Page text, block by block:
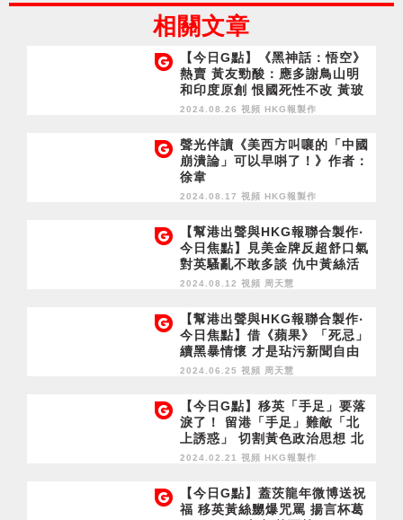
相關文章
【今日G點】《黑神話：悟空》
熱賣 黃友勁酸：應多謝鳥山明
和印度原創 恨國死性不改 黃玻
璃心常碎
2024.08.26 視頻 HKG報製作
聲光伴讀《美西方叫嚷的「中國
崩潰論」可以早唞了！》作者：
徐韋
2024.08.17 視頻 HKG報製作
【幫港出聲與HKG報聯合製作‧
今日焦點】見美金牌反超舒口氣
對英騷亂不敢多談 仇中黃絲活
得很辛苦
2024.08.12 視頻 周天慧
【幫港出聲與HKG報聯合製作‧
今日焦點】借《蘋果》「死忌」
續黑暴情懷 才是玷污新聞自由
嘲扮濟公慶回歸 黃友無知又無
2024.06.25 視頻 周天慧
【今日G點】移英「手足」要落
淚了！ 留港「手足」難敵「北
上誘惑」 切割黃色政治思想 北
上尋歡爽歪歪
2024.02.21 視頻 HKG報製作
【今日G點】蓋茨龍年微博送祝
福 移英黃絲嬲爆咒罵 揚言杯葛